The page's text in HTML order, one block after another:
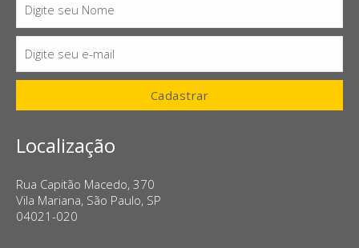
Nome
Digite seu Nome
E-
mail
Digite seu e-mail
Cadastrar
Localização
Rua Capitão Macedo, 370
Vila Mariana, São Paulo, SP
04021-020